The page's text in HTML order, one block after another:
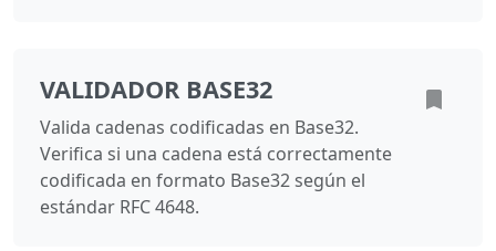
VALIDADOR BASE32
Valida cadenas codificadas en Base32.
Verifica si una cadena está correctamente
codificada en formato Base32 según el
estándar RFC 4648.